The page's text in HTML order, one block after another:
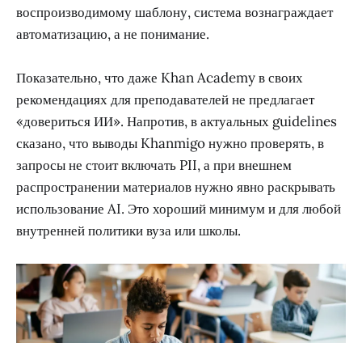
воспроизводимому шаблону, система вознаграждает
автоматизацию, а не понимание.
Показательно, что даже Khan Academy в своих
рекомендациях для преподавателей не предлагает
«довериться ИИ». Напротив, в актуальных guidelines
сказано, что выводы Khanmigo нужно проверять, в
запросы не стоит включать PII, а при внешнем
распространении материалов нужно явно раскрывать
использование AI. Это хороший минимум и для любой
внутренней политики вуза или школы.